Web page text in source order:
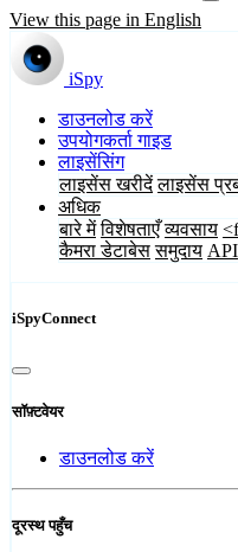
View this page in English
iSpy
डाउनलोड करें
उपयोगकर्ता गाइड
लाइसेंसिंग
लाइसेंस खरीदें लाइसेंस
अधिक
बारे में विशेषताएँ व्यवसाय
कैमरा डेटाबेस समुदाय API
iSpyConnect
सॉफ़्टवेयर
डाउनलोड करें
दूरस्थ पहुँच